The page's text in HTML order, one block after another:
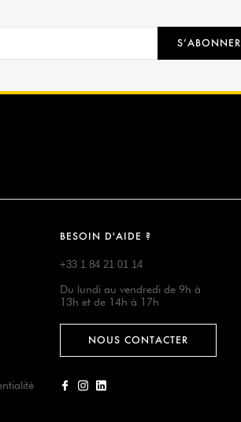
S’ABONNER
BESOIN D'AIDE ?
+33 1 84 21 01 14
Du lundi au vendredi de 9h à
13h et de 14h à 17h
NOUS CONTACTER